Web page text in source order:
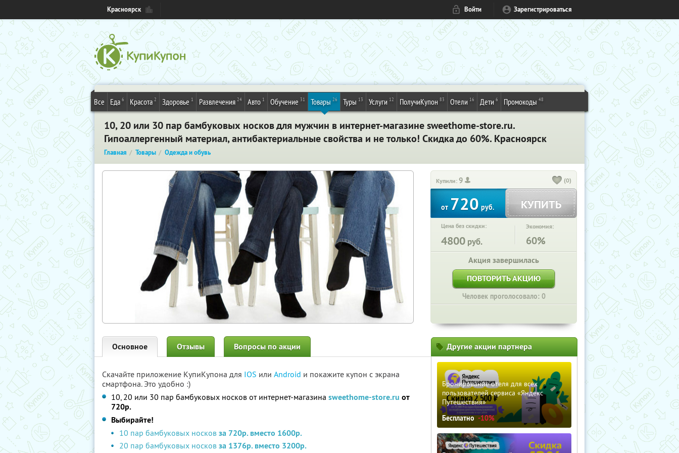
Красноярск Войти Зарегистрироваться
Все Еда 6 Красота 2 Здоровье 1 Развлечения 24 Авто 1 Обучение 31 Товары 26 Туры 13 Услуги 12 ПолучиКупон 83 Отели 16 Дети 6 Промокоды 48
10, 20 или 30 пар бамбуковых носков для мужчин в интернет-магазине sweethome-store.ru.
Гипоаллергенный материал, антибактериальные свойства и не только! Скидка до 60%. Красноярск
Главная Товары Одежда и обувь
Купили:9 (0)
от720руб. КУПИТЬ
Цена без скидки:
4800 руб.
Экономия:
60%
Акция завершилась
ПОВТОРИТЬ АКЦИЮ
Человек проголосовало: 0
Основное Отзывы Вопросы по акции
Скачайте приложение КупиКупона для IOS или Android и покажите купон с экрана
смартфона. Это удобно :)
10, 20 или 30 пар бамбуковых носков от интернет-магазина sweethome-store.ru от
720р.
Выбирайте!
10 пар бамбуковых носков за 720р. вместо 1600р.
20 пар бамбуковых носков за 1376р. вместо 3200р.
Другие акции партнера
Бронирование отеля для всех
пользователей сервиса «Яндекс
Путешествия»
Бесплатно -10%